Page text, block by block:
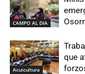
CAMPO AL DIA
Acuicultura
que